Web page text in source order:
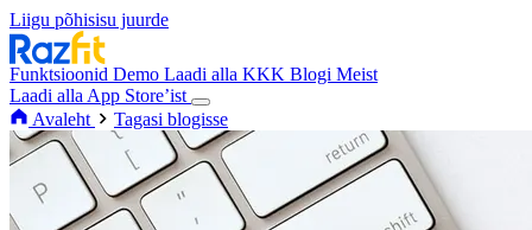
Liigu põhisisu juurde
Funktsioonid Demo Laadi alla KKK Blogi Meist
Laadi alla App Store’ist
Avaleht
Tagasi blogisse